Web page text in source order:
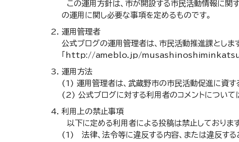
この運用方針は、市が開設する市民活動情報に関
の運用に関し必要な事項を定めるものです。
運用管理者
公式ブログの運用管理者は、市民活動推進課としま
「http://ameblo.jp/
運用方法
(1) 運用管理者は、武蔵野市の市民活動促進に資す
(2) 公式ブログに対する利用者のコメントについて
利用上の禁止事項
以下に定める利用者による投稿は禁止しておりま
(1) 法律、法令等に違反する内容、または違反する